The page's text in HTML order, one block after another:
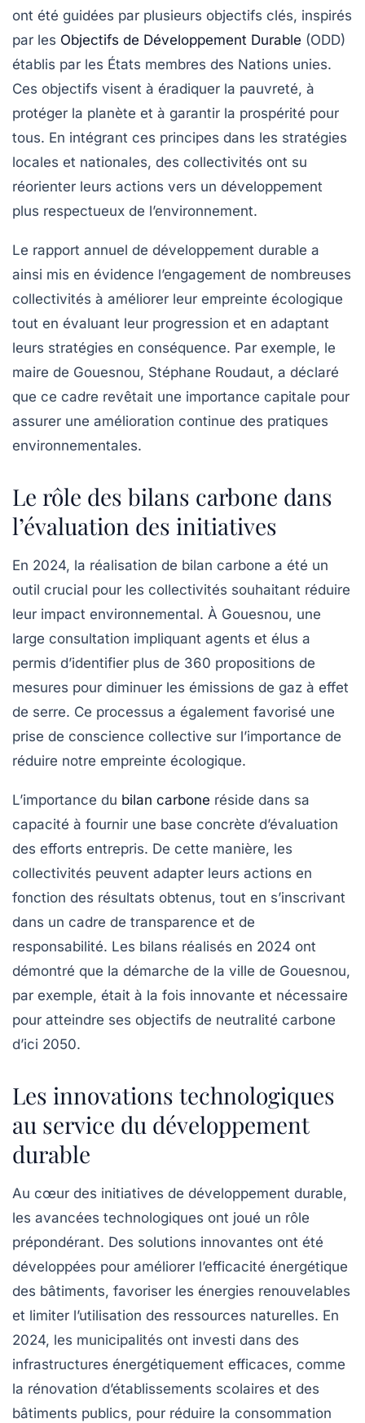
ont été guidées par plusieurs objectifs clés, inspirés
par les Objectifs de Développement Durable (ODD)
établis par les États membres des Nations unies.
Ces objectifs visent à éradiquer la pauvreté, à
protéger la planète et à garantir la prospérité pour
tous. En intégrant ces principes dans les stratégies
locales et nationales, des collectivités ont su
réorienter leurs actions vers un développement
plus respectueux de l’environnement.
Le rapport annuel de développement durable a
ainsi mis en évidence l’engagement de nombreuses
collectivités à améliorer leur empreinte écologique
tout en évaluant leur progression et en adaptant
leurs stratégies en conséquence. Par exemple, le
maire de Gouesnou, Stéphane Roudaut, a déclaré
que ce cadre revêtait une importance capitale pour
assurer une amélioration continue des pratiques
environnementales.
Le rôle des bilans carbone dans
l’évaluation des initiatives
En 2024, la réalisation de bilan carbone a été un
outil crucial pour les collectivités souhaitant réduire
leur impact environnemental. À Gouesnou, une
large consultation impliquant agents et élus a
permis d’identifier plus de 360 propositions de
mesures pour diminuer les émissions de gaz à effet
de serre. Ce processus a également favorisé une
prise de conscience collective sur l’importance de
réduire notre empreinte écologique.
L’importance du bilan carbone réside dans sa
capacité à fournir une base concrète d’évaluation
des efforts entrepris. De cette manière, les
collectivités peuvent adapter leurs actions en
fonction des résultats obtenus, tout en s’inscrivant
dans un cadre de transparence et de
responsabilité. Les bilans réalisés en 2024 ont
démontré que la démarche de la ville de Gouesnou,
par exemple, était à la fois innovante et nécessaire
pour atteindre ses objectifs de neutralité carbone
d’ici 2050.
Les innovations technologiques
au service du développement
durable
Au cœur des initiatives de développement durable,
les avancées technologiques ont joué un rôle
prépondérant. Des solutions innovantes ont été
développées pour améliorer l’efficacité énergétique
des bâtiments, favoriser les énergies renouvelables
et limiter l’utilisation des ressources naturelles. En
2024, les municipalités ont investi dans des
infrastructures énergétiquement efficaces, comme
la rénovation d’établissements scolaires et des
bâtiments publics, pour réduire la consommation